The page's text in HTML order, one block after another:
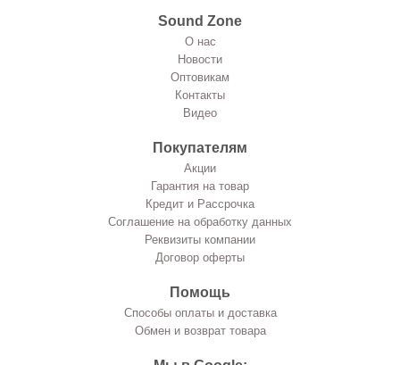
Sound Zone
О нас
Новости
Оптовикам
Контакты
Видео
Покупателям
Акции
Гарантия на товар
Кредит и Рассрочка
Соглашение на обработку данных
Реквизиты компании
Договор оферты
Помощь
Способы оплаты и доставка
Обмен и возврат товара